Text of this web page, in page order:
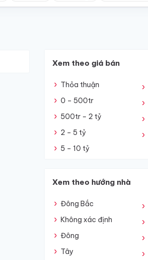
Xem theo giá bán
Thỏa thuận
0 – 500tr
500tr – 2 tỷ
2 – 5 tỷ
5 – 10 tỷ
Xem theo hướng nhà
Đông Bắc
Không xác định
Đông
Tây